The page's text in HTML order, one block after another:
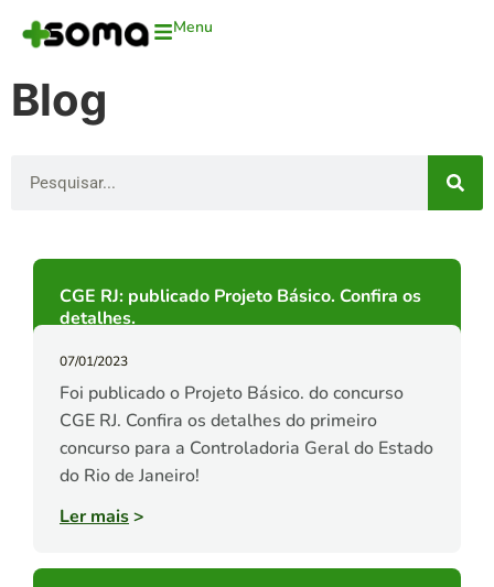
Menu
Blog
CGE RJ: publicado Projeto Básico. Confira os
detalhes.
07/01/2023
Foi publicado o Projeto Básico. do concurso
CGE RJ. Confira os detalhes do primeiro
concurso para a Controladoria Geral do Estado
do Rio de Janeiro!
Ler mais>